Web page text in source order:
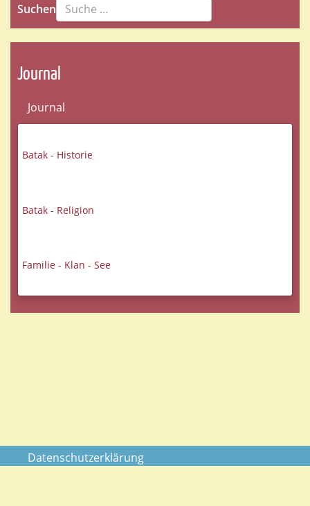
Suchen
Journal
Journal
Batak - Historie
Batak - Religion
Familie - Klan - See
Datenschutzerklärung